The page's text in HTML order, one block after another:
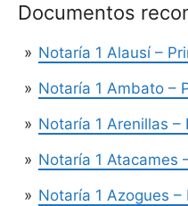
Documentos
Notaría 1 Alausí –
Notaría 1 Ambato –
Notaría 1 Arenillas –
Notaría 1 Atacames
Notaría 1 Azogues –